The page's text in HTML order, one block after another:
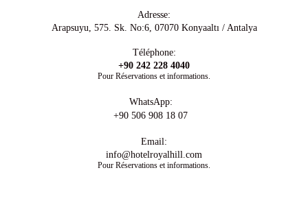
Adresse:
Arapsuyu, 575. Sk. No:6, 07070 Konyaaltı / Antalya
Téléphone:
+90 242 228 4040
Pour Réservations et informations.
WhatsApp:
+90 506 908 18 07
Email:
info@hotelroyalhill.com
Pour Réservations et informations.